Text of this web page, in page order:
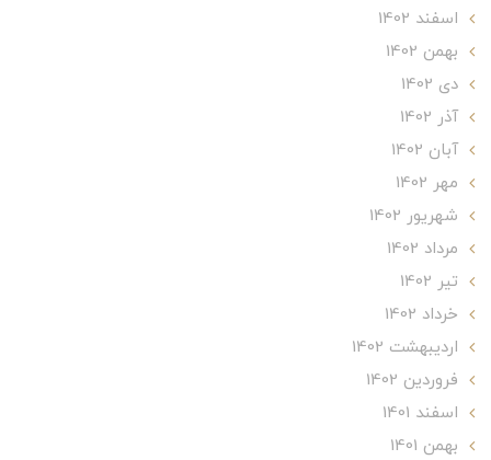
اسفند 1402
بهمن 1402
دی 1402
آذر 1402
آبان 1402
مهر 1402
شهریور 1402
مرداد 1402
تير 1402
خرداد 1402
ارديبهشت 1402
فروردین 1402
اسفند 1401
بهمن 1401